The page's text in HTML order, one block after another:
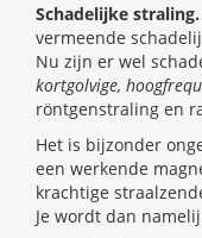
Schadelijke straling.
vermeende
Nu zijn er wel
kortgolvige,
röntgenstraling en
Het is bijzonder
een werkende
krachtige
Je wordt dan